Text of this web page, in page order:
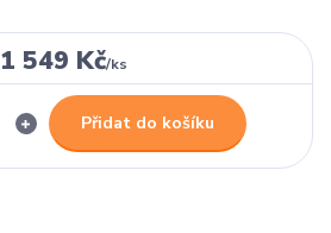
1 549 Kč/ks
Přidat do košíku